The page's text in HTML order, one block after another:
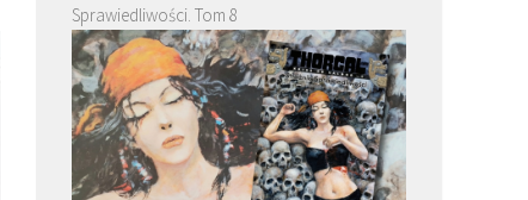
Sprawiedliwości. Tom 8